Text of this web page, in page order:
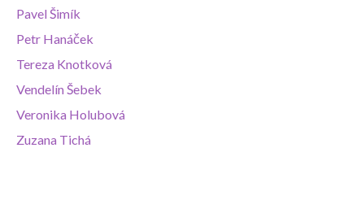
Pavel Šimík
Petr Hanáček
Tereza Knotková
Vendelín Šebek
Veronika Holubová
Zuzana Tichá